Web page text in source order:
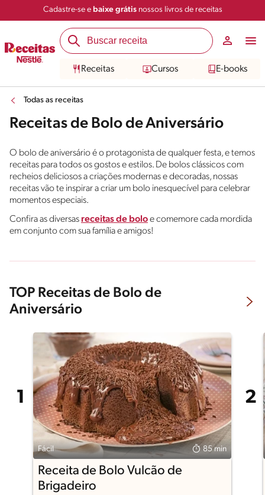
Cadastre-se e baixe grátisnossos livros de receitas
Receitas Cursos E-books
Todas as receitas
Receitas de Bolo de Aniversário
O bolo de aniversário é o protagonista de qualquer festa, e temos
receitas para todos os gostos e estilos. De bolos clássicos com
recheios deliciosos a criações modernas e decoradas, nossas
receitas vão te inspirar a criar um bolo inesquecível para celebrar
momentos especiais.
Confira as diversas receitas de boloe comemore cada mordida
em conjunto com sua família e amigos!
TOP Receitas de Bolo de
Aniversário
Fácil 85 min
Receita de Bolo Vulcão de
Brigadeiro